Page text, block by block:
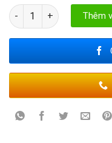
MÁY RỬA BÁT BOSCH
Thêm